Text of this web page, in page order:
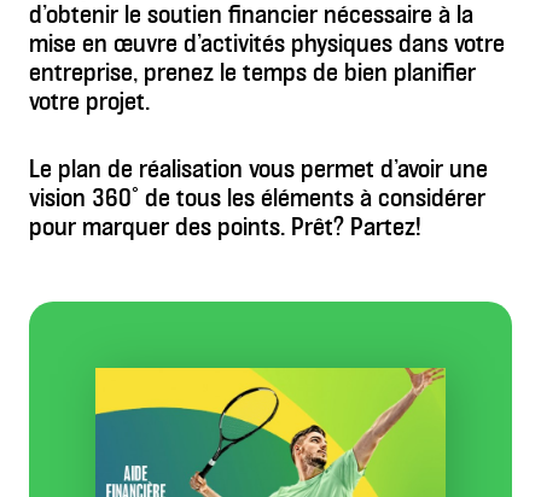
d’obtenir le soutien financier nécessaire à la
mise en œuvre d’activités physiques dans votre
entreprise, prenez le temps de bien planifier
votre projet.
Le plan de réalisation vous permet d’avoir une
vision 360° de tous les éléments à considérer
pour marquer des points. Prêt? Partez!